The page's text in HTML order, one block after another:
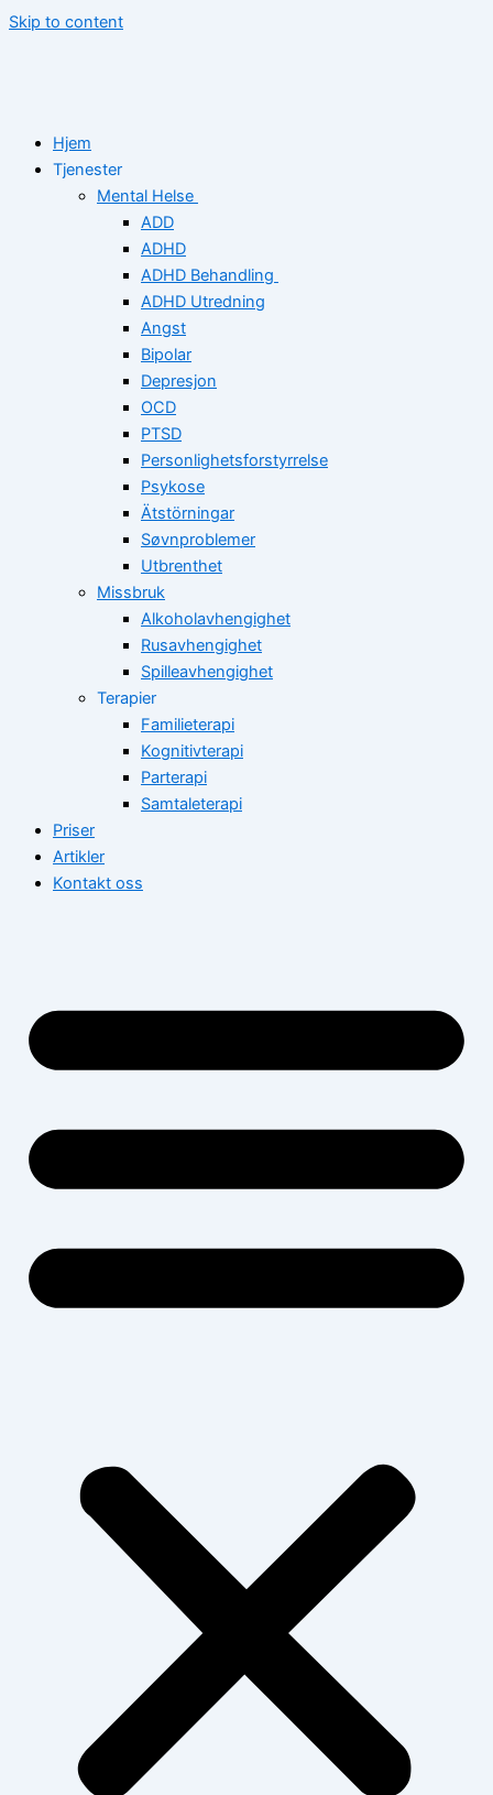
Skip to content
Hjem
Tjenester
Mental Helse
ADD
ADHD
ADHD Behandling
ADHD Utredning
Angst
Bipolar
Depresjon
OCD
PTSD
Personlighetsforstyrrelse
Psykose
Ätstörningar
Søvnproblemer
Utbrenthet
Missbruk
Alkoholavhengighet
Rusavhengighet
Spilleavhengighet
Terapier
Familieterapi
Kognitivterapi
Parterapi
Samtaleterapi
Priser
Artikler
Kontakt oss